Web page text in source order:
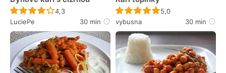
Recept ještě nebyl hodnocen
4,3
LuciePe
30 min
Recept ještě nebyl
5,0
vybusna
30 min